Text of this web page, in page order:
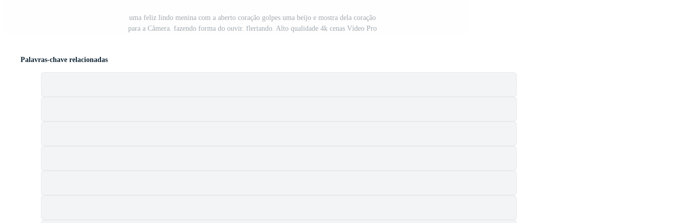
uma feliz lindo menina com a aberto coração golpes uma beijo e mostra dela coração
para a Câmera. fazendo forma do ouvir. flertando. Alto qualidade 4k cenas Vídeo Pro
Palavras-chave relacionadas